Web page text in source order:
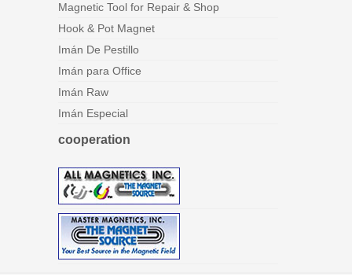
Magnetic Tool for Repair & Shop
Hook & Pot Magnet
Imán De Pestillo
Imán para Office
Imán Raw
Imán Especial
cooperation